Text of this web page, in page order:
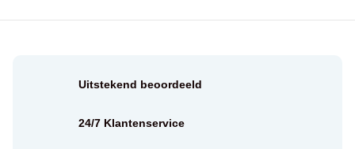
Uitstekend beoordeeld
24/7 Klantenservice